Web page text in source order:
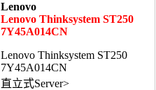
Lenovo
Lenovo Thinksystem ST250
7Y45A014CN
Lenovo Thinksystem ST250
7Y45A014CN
直立式Server>